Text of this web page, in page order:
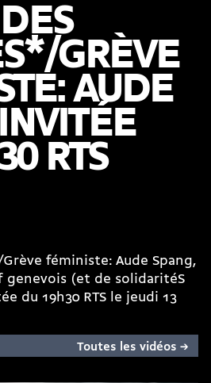
GRÈVE
AUDE
RTS
féministe: Aude Spang,
genevois (et de solidaritéS
du 19h30 RTS le jeudi 13
Toutes les vidéos →